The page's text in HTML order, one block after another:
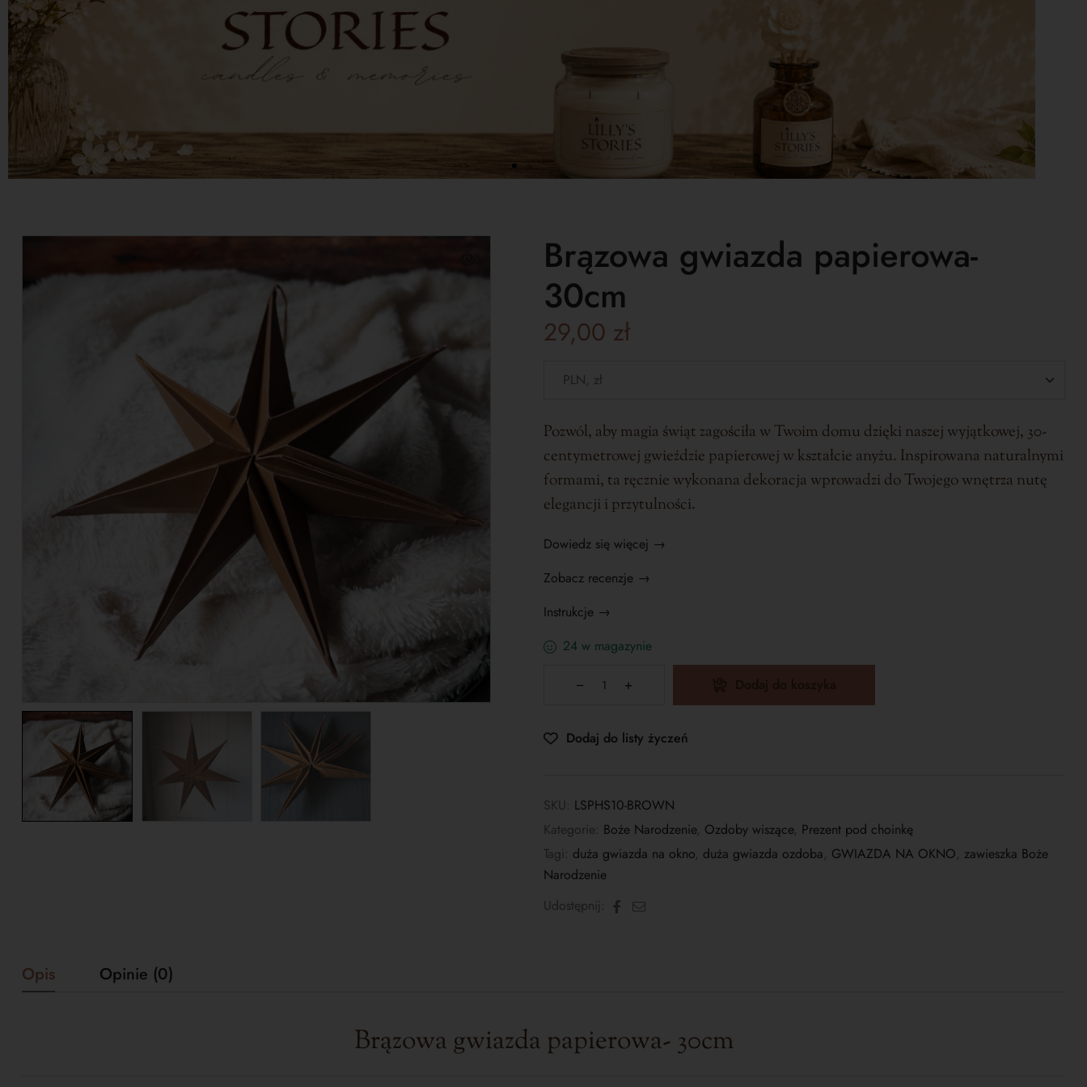
Brązowa gwiazda papierowa-
30cm
29,00 zł
Pozwól, aby magia świąt zagościła w Twoim domu dzięki naszej wyjątkowej, 30-
centymetrowej gwieździe papierowej w kształcie anyżu. Inspirowana naturalnymi
formami, ta ręcznie wykonana dekoracja wprowadzi do Twojego wnętrza nutę
elegancji i przytulności.
Dowiedz się więcej →
Zobacz recenzje →
Instrukcje →
24 w magazynie
Dodaj do listy życzeń
SKU: LSPHS10-BROWN
Kategorie: Boże Narodzenie, Ozdoby wiszące, Prezent pod choinkę
Tagi: duża gwiazda na okno, duża gwiazda ozdoba, GWIAZDA NA OKNO, zawieszka Boże
Narodzenie
Udostępnij:
Facebook
E-
Opis Opinie (0)
Brązowa gwiazda papierowa- 30cm